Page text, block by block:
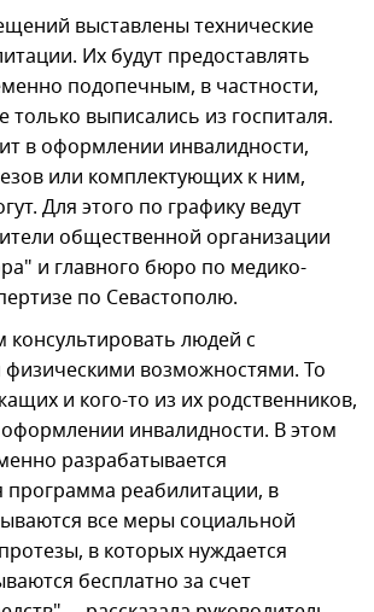
выставлены технические
Их будут предоставлять
подопечным, в частности,
выписались из госпиталя.
в оформлении инвалидности,
или комплектующих к ним,
Для этого по графику ведут
общественной организации
и главного бюро по медико-
по Севастополю.
людей с
возможностями. То
и кого-то из их родственников,
оформлении инвалидности. В этом
разрабатывается
программа реабилитации, в
все меры социальной
в которых нуждается
бесплатно за счет